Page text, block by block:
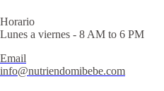
Horario
Lunes a viernes - 8 AM to 6 PM
Email
info@nutriendomibebe.com